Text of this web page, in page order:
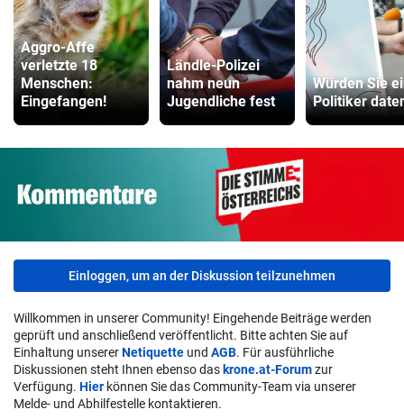
Aggro-Affe
verletzte 18
Menschen:
Eingefangen!
Ländle-Polizei
nahm neun
Jugendliche fest
Würden Sie
Politiker
Einloggen, um an der Diskussion teilzunehmen
Willkommen in unserer Community! Eingehende Beiträge werden
geprüft und anschließend veröffentlicht. Bitte achten Sie auf
Einhaltung unsererNetiquette und AGB. Für ausführliche
Diskussionen steht Ihnen ebenso das krone.at-Forumzur
Verfügung. Hier können Sie das Community-Team via unserer
Melde- und Abhilfestelle kontaktieren.